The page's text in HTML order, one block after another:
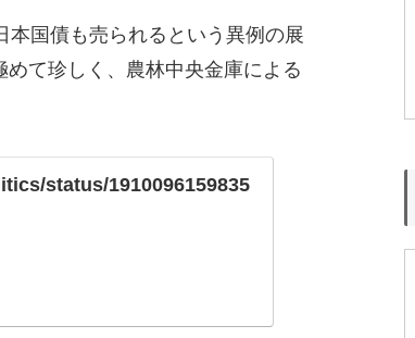
本国債も売られるという異例の展
て珍しく、農林中央金庫による
status/1910096159835